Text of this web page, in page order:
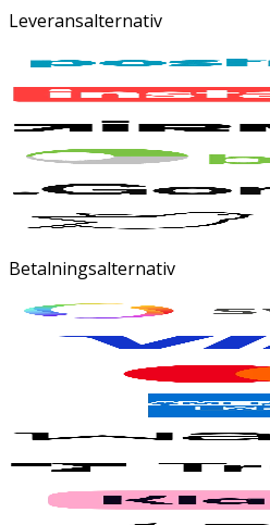
Leveransalternativ
Betalningsalternativ